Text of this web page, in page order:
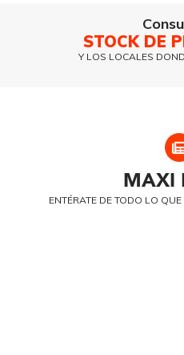
STOCK DE
Y LOS LOCALES
MAXI
ENTÉRATE DE TODO LO